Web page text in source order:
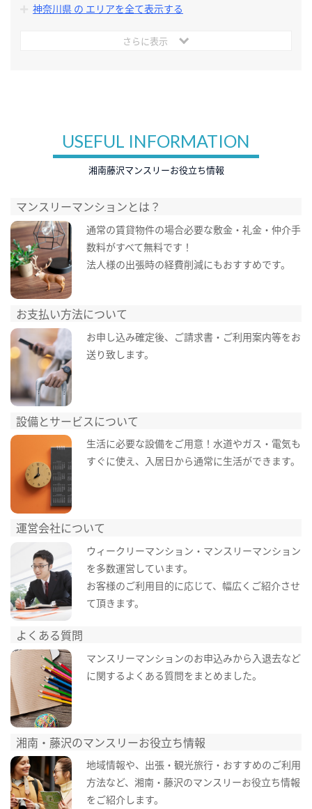
神奈川県 の エリアを全て表示する
さらに表示
USEFUL INFORMATION
湘南藤沢マンスリーお役立ち情報
マンスリーマンションとは？
通常の賃貸物件の場合必要な敷金・礼金・仲介手
数料がすべて無料です！
法人様の出張時の経費削減にもおすすめです。
お支払い方法について
お申し込み確定後、ご請求書・ご利用案内等をお
送り致します。
設備とサービスについて
生活に必要な設備をご用意！水道やガス・電気も
すぐに使え、入居日から通常に生活ができます。
運営会社について
ウィークリーマンション・マンスリーマンション
を多数運営しています。
お客様のご利用目的に応じて、幅広くご紹介させ
て頂きます。
よくある質問
マンスリーマンションのお申込みから入退去など
に関するよくある質問をまとめました。
湘南・藤沢のマンスリーお役立ち情報
地域情報や、出張・観光旅行・おすすめのご利用
方法など、湘南・藤沢のマンスリーお役立ち情報
をご紹介します。